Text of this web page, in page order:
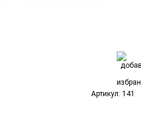
Артикул: 141